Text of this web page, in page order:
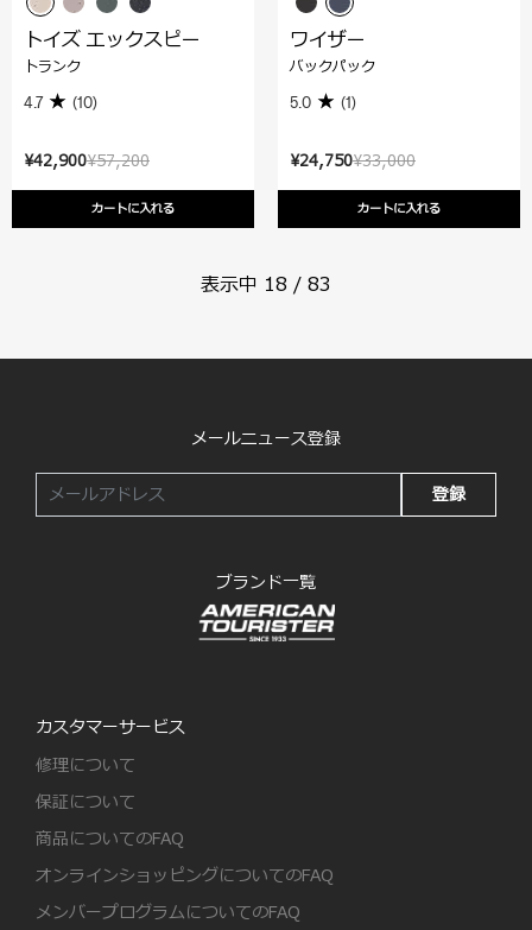
¥57,200
¥42,900
カートに入れる
トイズ エックスピー
トランク
4.7 (10)
¥33,000
¥24,750
カートに入れる
ワイザー
バックパック
5.0 (1)
表示中 18 / 83
メールニュース登録
登録
ブランド一覧
カスタマーサービス
修理について
保証について
商品についてのFAQ
オンラインショッピングについてのFAQ
メンバープログラムについてのFAQ